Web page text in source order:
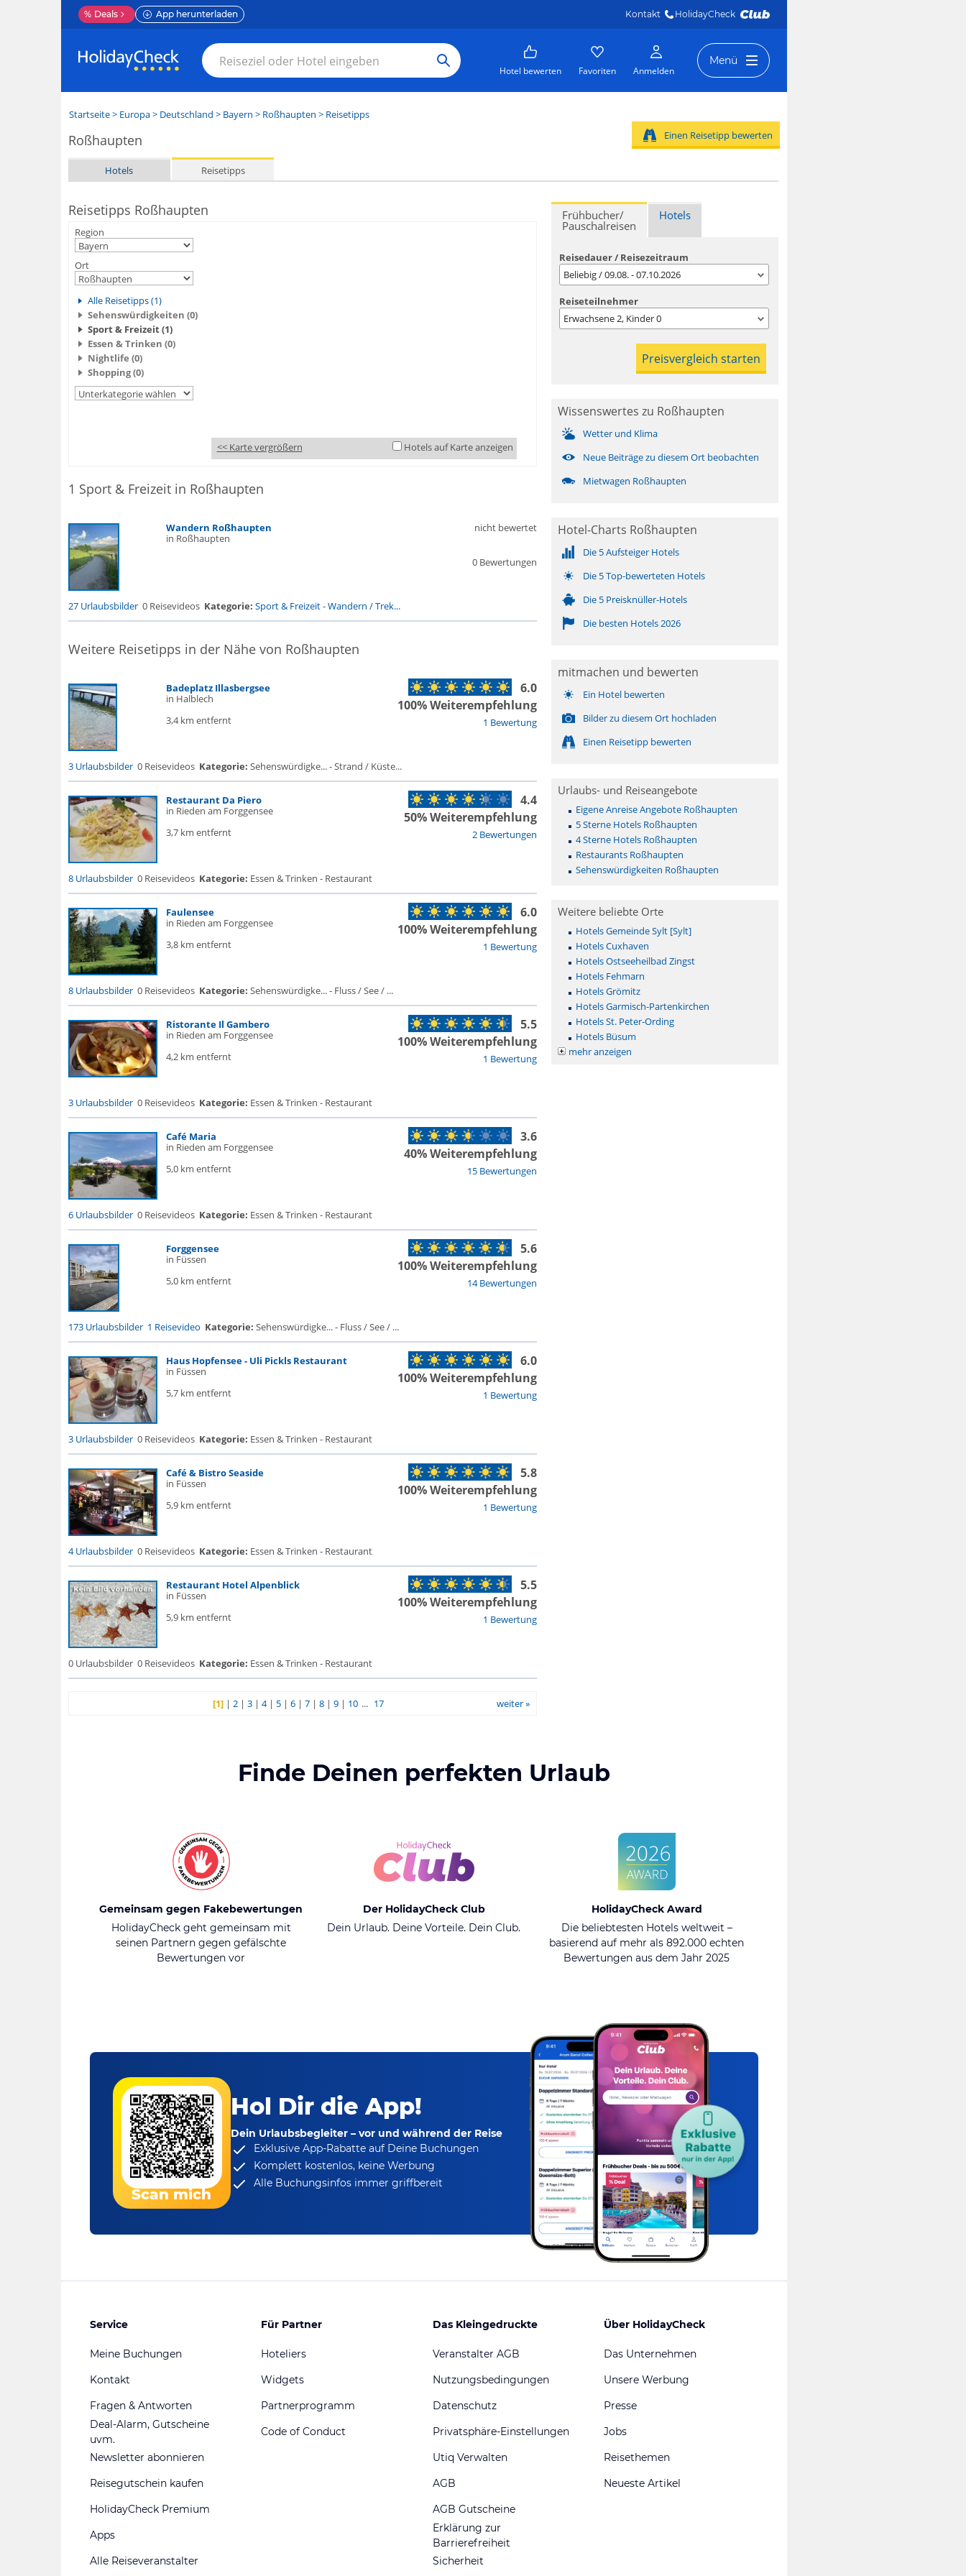
% Deals App herunterladen Kontakt HolidayCheck
Hotel bewerten Favoriten Anmelden
Menü
Startseite> Europa> Deutschland > Bayern > Roßhaupten > Reisetipps
Roßhaupten
Hotels Reisetipps
Einen Reisetipp bewerten
Reisetipps Roßhaupten
Region
Ort
Alle Reisetipps (1)
Sehenswürdigkeiten (0)
Sport & Freizeit (1)
Essen & Trinken (0)
Nightlife (0)
Shopping (0)
<< Karte vergrößern Hotels auf Karte anzeigen
1 Sport & Freizeit in Roßhaupten
Wandern Roßhaupten
in Roßhaupten
0 Bewertungen
nicht bewertet
27 Urlaubsbilder 0 Reisevideos Kategorie: Sport & Freizeit-Wandern / Trek...
Weitere Reisetipps in der Nähe von Roßhaupten
Badeplatz Illasbergsee
in Halblech
3,4 km entfernt
1 Bewertung
6.0
100% Weiterempfehlung
3 Urlaubsbilder 0 Reisevideos Kategorie: Sehenswürdigke... - Strand / Küste...
Restaurant Da Piero
in Rieden am Forggensee
3,7 km entfernt
2 Bewertungen
4.4
50% Weiterempfehlung
8 Urlaubsbilder 0 Reisevideos Kategorie: Essen & Trinken - Restaurant
Faulensee
in Rieden am Forggensee
3,8 km entfernt
1 Bewertung
6.0
100% Weiterempfehlung
8 Urlaubsbilder 0 Reisevideos Kategorie: Sehenswürdigke... - Fluss / See / ...
Ristorante Il Gambero
in Rieden am Forggensee
4,2 km entfernt
1 Bewertung
5.5
100% Weiterempfehlung
3 Urlaubsbilder 0 Reisevideos Kategorie: Essen & Trinken - Restaurant
Café Maria
in Rieden am Forggensee
5,0 km entfernt
15 Bewertungen
3.6
40% Weiterempfehlung
6 Urlaubsbilder 0 Reisevideos Kategorie: Essen & Trinken - Restaurant
Forggensee
in Füssen
5,0 km entfernt
14 Bewertungen
5.6
100% Weiterempfehlung
173 Urlaubsbilder 1 Reisevideo Kategorie: Sehenswürdigke... - Fluss / See / ...
Haus Hopfensee - Uli Pickls Restaurant
in Füssen
5,7 km entfernt
1 Bewertung
6.0
100% Weiterempfehlung
3 Urlaubsbilder 0 Reisevideos Kategorie: Essen & Trinken - Restaurant
Café & Bistro Seaside
in Füssen
5,9 km entfernt
1 Bewertung
5.8
100% Weiterempfehlung
4 Urlaubsbilder 0 Reisevideos Kategorie: Essen & Trinken - Restaurant
Restaurant Hotel Alpenblick
in Füssen
5,9 km entfernt
1 Bewertung
5.5
100% Weiterempfehlung
0 Urlaubsbilder 0 Reisevideos Kategorie: Essen & Trinken - Restaurant
[1] |2 |3 |4| 5 |6 |7 |8 |9 | 10 ... 17 weiter »
Frühbucher/
Pauschalreisen
Hotels
Reisedauer / Reisezeitraum
Beliebig / 09.08. - 07.10.2026
Reiseteilnehmer
Erwachsene2, Kinder0
Wissenswertes zu Roßhaupten
Wetter und Klima
Neue Beiträge zu diesem Ort beobachten
Mietwagen Roßhaupten
Hotel-Charts Roßhaupten
Die 5 Aufsteiger Hotels
Die 5 Top-bewerteten Hotels
Die 5 Preisknüller-Hotels
Die besten Hotels 2026
mitmachen und bewerten
Ein Hotel bewerten
Bilder zu diesem Ort hochladen
Einen Reisetipp bewerten
Urlaubs- und Reiseangebote
Eigene Anreise Angebote Roßhaupten
5 Sterne Hotels Roßhaupten
4 Sterne Hotels Roßhaupten
Restaurants Roßhaupten
Sehenswürdigkeiten Roßhaupten
Weitere beliebte Orte
Hotels Gemeinde Sylt [Sylt]
Hotels Cuxhaven
Hotels Ostseeheilbad Zingst
Hotels Fehmarn
Hotels Grömitz
Hotels Garmisch-Partenkirchen
Hotels St. Peter-Ording
Hotels Büsum
mehr anzeigen
Finde Deinen perfekten Urlaub
Gemeinsam gegen Fakebewertungen
HolidayCheck geht gemeinsam mit
seinen Partnern gegen gefälschte
Bewertungen vor
Der HolidayCheck Club
Dein Urlaub. Deine Vorteile. Dein Club.
HolidayCheck Award
Die beliebtesten Hotels weltweit –
basierend auf mehr als 892.000 echten
Bewertungen aus dem Jahr 2025
Scan mich
Hol Dir die App!
Dein Urlaubsbegleiter – vor und während der Reise
Exklusive App-Rabatteauf Deine Buchungen
Komplett kostenlos, keine Werbung
Alle Buchungsinfos immer griffbereit
Service
Meine Buchungen
Kontakt
Fragen & Antworten
Deal-Alarm, Gutscheine
uvm.
Newsletter abonnieren
Reisegutschein kaufen
HolidayCheck Premium
Apps
Alle Reiseveranstalter
Für Partner
Hoteliers
Widgets
Partnerprogramm
Code of Conduct
Das Kleingedruckte
Veranstalter AGB
Nutzungsbedingungen
Datenschutz
Privatsphäre-Einstellungen
Utiq Verwalten
AGB
AGB Gutscheine
Erklärung zur
Barrierefreiheit
Sicherheit
Über HolidayCheck
Das Unternehmen
Unsere Werbung
Presse
Jobs
Reisethemen
Neueste Artikel